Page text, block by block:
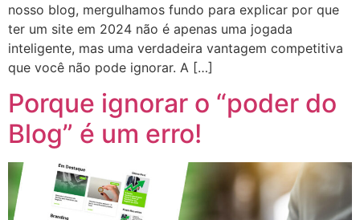
nosso blog, mergulhamos fundo para explicar por que
ter um site em 2024 não é apenas uma jogada
inteligente, mas uma verdadeira vantagem competitiva
que você não pode ignorar. A […]
Porque ignorar o “poder do
Blog” é um erro!